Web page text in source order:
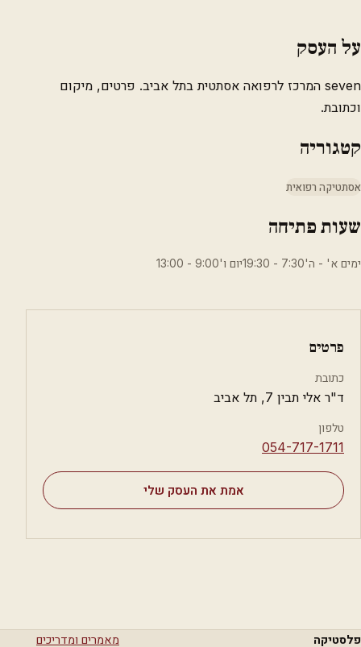
על העסק
seven המרכז לרפואה אסתטית בתל אביב. פרטים, מיקום
וכתובת.
קטגוריה
אסתטיקה רפואית
שעות פתיחה
ימים א' - ה'7:30 - 19:30יום ו'9:00 - 13:00
פרטים
כתובת
ד"ר אלי תבין 7, תל אביב
טלפון
⁦054-717-1711⁩
אמת את העסק שלי
פלסטיקה מאמרים ומדריכים